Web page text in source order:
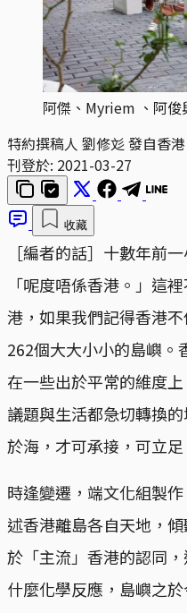
阿傑、Myriem 、阿俊
特約撰稿人 劉修彣 發自香港
刊登於: 2021-03-27
收藏
［編者的話］十數年前
「呢度唔係香港。」這
港，如果我們記得香港
262個大大小小的島嶼。
在一些出於平常的維度
議題與生活都急切轉換
於海，才可承接，可立足
時逢變遷，端文化組製
述香港離島各自天地，
於「主流」香港的認同
什麼化學反應，島嶼之